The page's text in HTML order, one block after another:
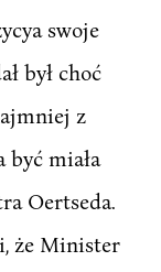
swoje
był choć
z
być miała
Oertseda.
że Minister